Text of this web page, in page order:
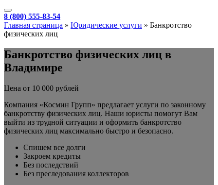
8 (800) 555-83-54
Главная страница » Юридические услуги » Банкротство
физических лиц
Банкротство физических лиц в
Владимире
Цена от 10 000 рублей
Компания «Космин Групп» предлагает услуги по законному
банкротству физических лиц. Наши юристы помогут Вам
выйти из трудной ситуации и оформить банкротство
физических лиц максимально быстро и безопасно.
Спишем все долги
Закроем кредиты
Без последствий
Без преследования коллекторов